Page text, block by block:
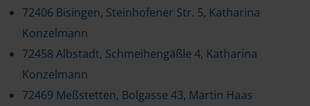
72406 Bisingen, Steinhofener Str. 5, Katharina
Konzelmann
72458 Albstadt, Schmeihengäßle 4, Katharina
Konzelmann
72469 Meßstetten, Bolgasse 43, Martin Haas